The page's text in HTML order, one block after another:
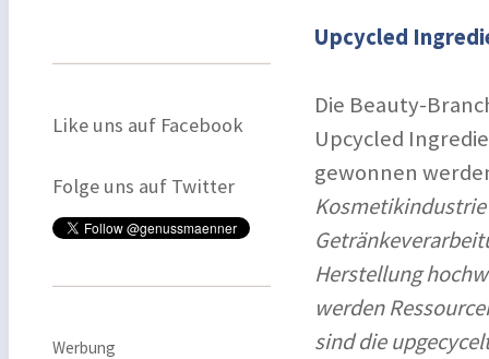
Like uns auf Facebook
Folge uns auf Twitter
Werbung
Upcycled
Die Beauty-
Upcycled
gewonnen
Herstellung
werden
sind die